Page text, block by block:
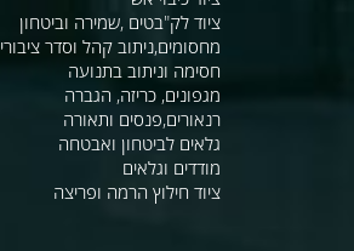
ציוד לק"בטים ,שמירה וביטחון
מחסומים,ניתוב קהל וסדר ציבורי
חסימה וניתוב בתנועה
מגפונים, כריזה, הגברה
רנאורים,פנסים ותאורה
גלאים לביטחון ואבטחה
מודדים וגלאים
ציוד חילוץ הרמה ופריצה